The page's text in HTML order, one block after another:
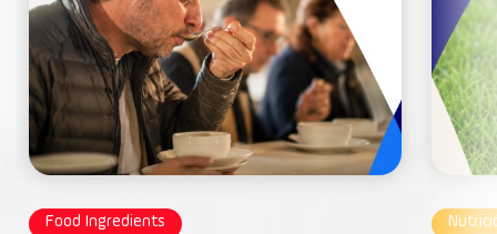
Food Ingredients